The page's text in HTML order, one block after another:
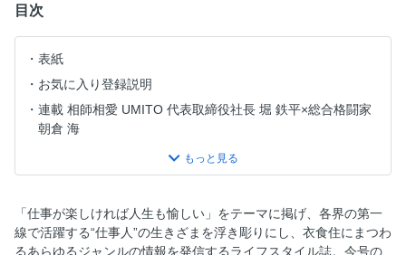
目次
表紙
お気に入り登録説明
連載 相師相愛 UMITO 代表取締役社長 堀 鉄平×総合格闘家
朝倉 海
連載 The character of G スタイリング 野口 強「Vintage
連載 GOETHE GROUNDBREAKING
連載 福田 淳「やってみなはれ! やってみた。」
「仕事が楽しければ人生も愉しい」をテーマに掲げ、各界の第一
線で活躍する“仕事人”の生きざまを浮き彫りにし、衣食住にまつわ
るあらゆるジャンルの情報を発信するライフスタイル誌。今号の